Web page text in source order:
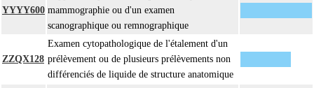
YYYY600 mammographie ou d'un examen
scanographique ou remnographique
ZZQX128
Examen cytopathologique de l'étalement d'un
prélèvement ou de plusieurs prélèvements non
différenciés de liquide de structure anatomique